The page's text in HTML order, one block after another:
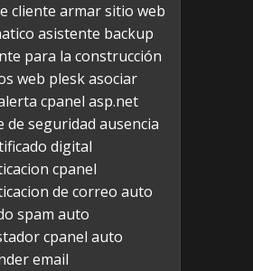
cliente armar sitio web
asistente backup
para la construcción
web pleskasociar
cpanel asp.net
de seguridad ausencia
digital
cpanel
de correo auto
spam auto
cpanel auto
email